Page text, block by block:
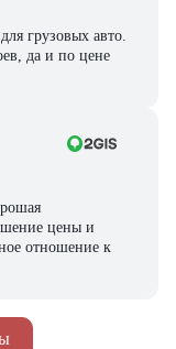
грузовых авто.
да и по цене
цены и
отношение к